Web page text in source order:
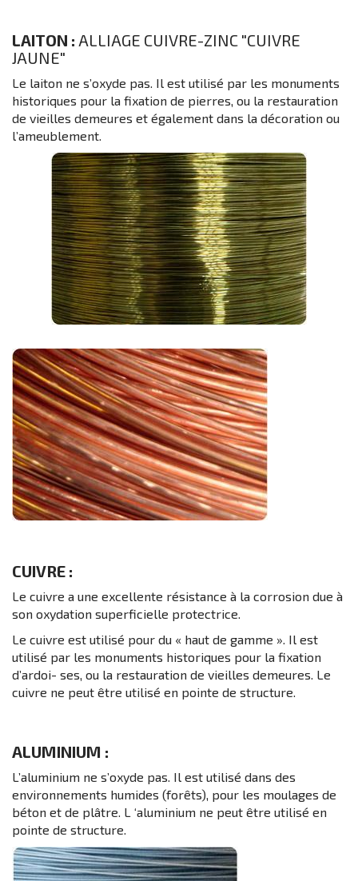
LAITON : ALLIAGE CUIVRE-ZINC "CUIVRE
JAUNE"
Le laiton ne s’oxyde pas. Il est utilisé par les monuments
historiques pour la fixation de pierres, ou la restauration
de vieilles demeures et également dans la décoration ou
l’ameublement.
CUIVRE :
Le cuivre a une excellente résistance à la corrosion due à
son oxydation superficielle protectrice.
Le cuivre est utilisé pour du « haut de gamme ». Il est
utilisé par les monuments historiques pour la fixation
d’ardoi- ses, ou la restauration de vieilles demeures. Le
cuivre ne peut être utilisé en pointe de structure.
ALUMINIUM :
L’aluminium ne s’oxyde pas. Il est utilisé dans des
environnements humides (forêts), pour les moulages de
béton et de plâtre. L ‘aluminium ne peut être utilisé en
pointe de structure.